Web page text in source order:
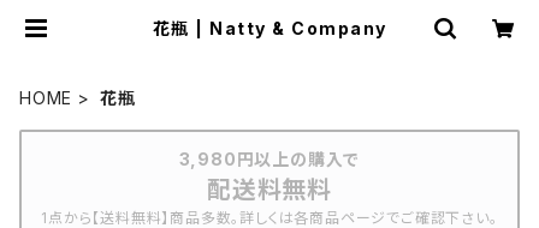
花瓶 | Natty & Company
HOME 花瓶
3,980円以上の購入で
配送料無料
1点から【送料無料】商品多数。詳しくは各商品ページでご確認下さい。